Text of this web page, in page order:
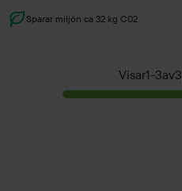
Sparar miljön ca 32 kg C02
Visar1-3av3